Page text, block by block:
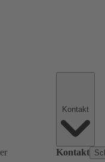
Kontakt